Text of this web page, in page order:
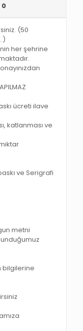
0
(50
her şehrine
ücreti ilave
katlanması ve
ve Serigrafi
metni
bilgilerine